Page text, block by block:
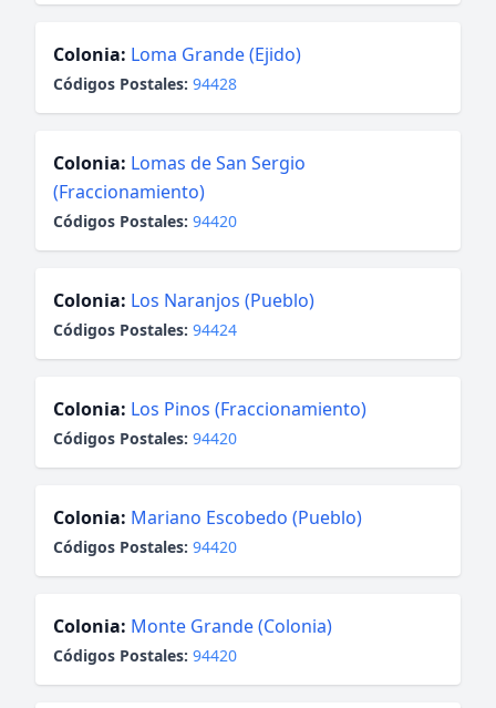
Colonia: Loma Grande (Ejido)
Códigos Postales: 94428
Colonia: Lomas de San Sergio
(Fraccionamiento)
Códigos Postales: 94420
Colonia: Los Naranjos (Pueblo)
Códigos Postales: 94424
Colonia: Los Pinos (Fraccionamiento)
Códigos Postales: 94420
Colonia: Mariano Escobedo (Pueblo)
Códigos Postales: 94420
Colonia: Monte Grande (Colonia)
Códigos Postales: 94420